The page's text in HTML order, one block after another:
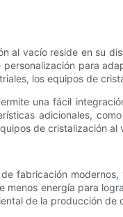
al vacío reside en su
para
los equipos de
una fácil
adicionales,
de cristalización
fabricación
energía para
de la producción de